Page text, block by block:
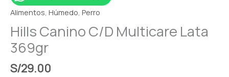
Alimentos Húmedo Perro
Hills Canino C/D Multicare Lata
369gr
S/29.00